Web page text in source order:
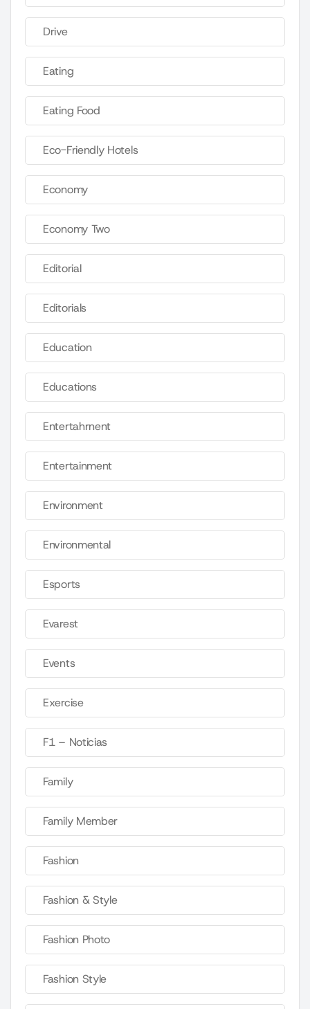
Drive
Eating
Eating Food
Eco-Friendly Hotels
Economy
Economy Two
Editorial
Editorials
Education
Educations
Entertahrnent
Entertainment
Environment
Environmental
Esports
Evarest
Events
Exercise
F1 – Noticias
Family
Family Member
Fashion
Fashion & Style
Fashion Photo
Fashion Style